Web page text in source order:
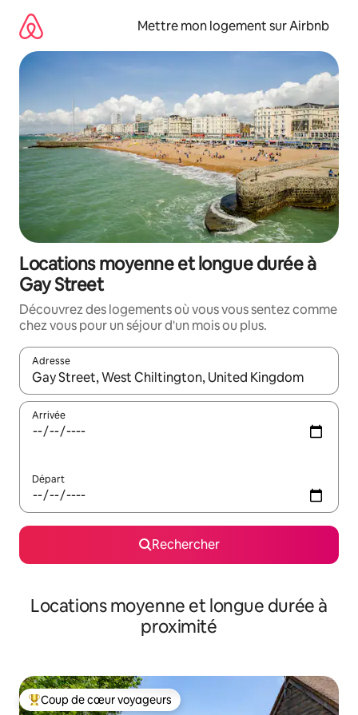
directement
contenu
Mettre mon logement sur Airbnb
Locations moyenne et longue durée à
Gay Street
Découvrez des logements où vous vous sentez comme
chez vous pour un séjour d'un mois ou plus.
Adresse
Lorsque les résultats s'affichent, utilisez les flèches vers le
Arrivée
Départ
Rechercher
Locations moyenne et longue durée à
proximité
Coups de cœur voyageurs les plus appréciés
Coup de cœur voyageurs